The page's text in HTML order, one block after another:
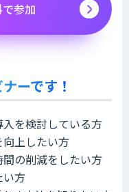
参加
ーです！
を検討している方
向上したい方
の削減をしたい方
い方